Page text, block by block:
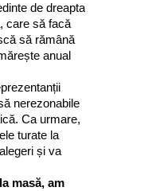
de dreapta
care să facă
să rămână
anual
nerezonabile
Ca urmare,
turate la
și va
masă, am